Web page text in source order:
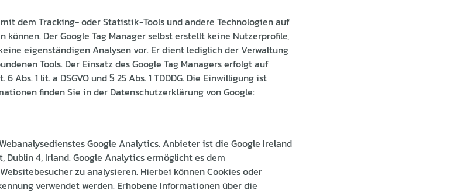
mit dem Tracking- oder Statistik-Tools und andere Technologien auf
können. Der Google Tag Manager selbst erstellt keine Nutzerprofile,
eigenständigen Analysen vor. Er dient lediglich der Verwaltung
Tools. Der Einsatz des Google Tag Managers erfolgt auf
Abs. 1 lit. a DSGVO und § 25 Abs. 1 TDDDG. Die Einwilligung ist
finden Sie in der Datenschutzerklärung von Google:
Google Analytics. Anbieter ist die Google Ireland
Dublin 4, Irland. Google Analytics ermöglicht es dem
zu analysieren. Hierbei können Cookies oder
verwendet werden. Erhobene Informationen über die